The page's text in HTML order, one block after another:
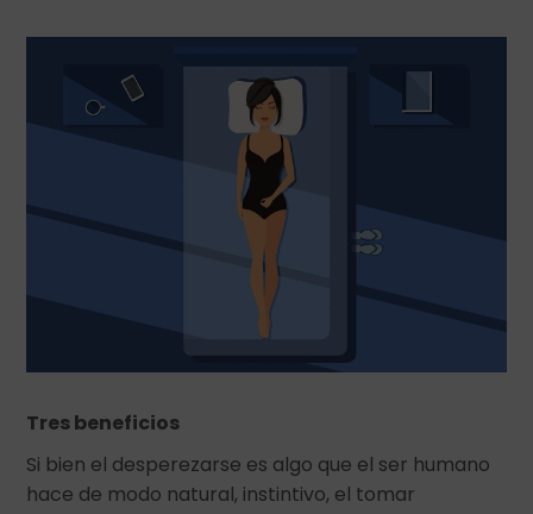
Tres beneficios
Si bien el desperezarse es algo que el ser humano
hace de modo natural, instintivo, el tomar